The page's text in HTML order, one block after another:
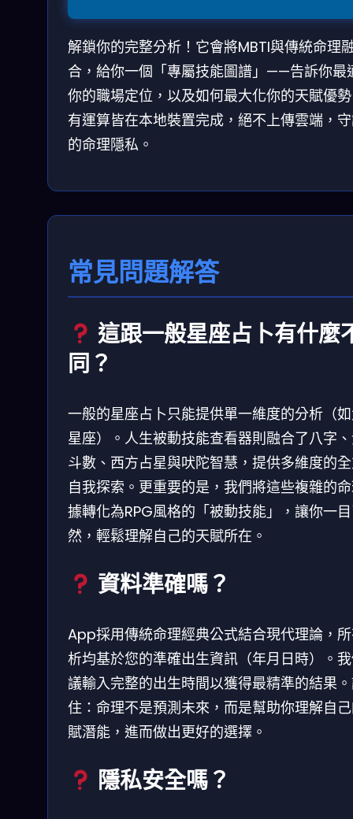
解鎖你的完整分析！它會將MBTI與傳統命理
合，給你一個「專屬技能圖譜」——告訴你最
你的職場定位，以及如何最大化你的天賦優
有運算皆在本地裝置完成，絕不上傳雲端，
的命理隱私。
常見問題解答
這跟一般星座占卜有什麼
同？
一般的星座占卜只能提供單一維度的分析（
星座）。人生被動技能查看器則融合了八字
斗數、西方占星與吠陀智慧，提供多維度的
自我探索。更重要的是，我們將這些複雜的
據轉化為RPG風格的「被動技能」，讓你一
然，輕鬆理解自己的天賦所在。
資料準確嗎？
App採用傳統命理經典公式結合現代理論，
析均基於您的準確出生資訊（年月日時）。
議輸入完整的出生時間以獲得最精準的結果
住：命理不是預測未來，而是幫助你理解自
賦潛能，進而做出更好的選擇。
隱私安全嗎？